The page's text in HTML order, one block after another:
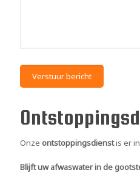
Onze ontstoppingsdienstis er
Blijft uw afwaswater in de